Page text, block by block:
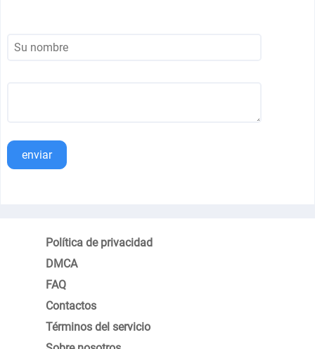
enviar
Política de privacidad
DMCA
FAQ
Contactos
Términos del servicio